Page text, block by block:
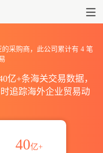
的采购商，此公司累计有 4笔
亿+条海关交易数据，
追踪海外企业贸易动
40亿+